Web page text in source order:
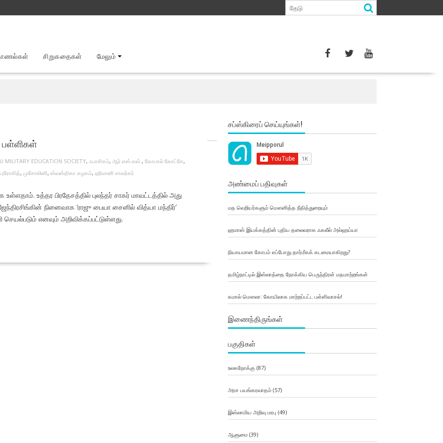
சிறுகதைகள் மேலும்
MILITARY EDUCATION SOCIETY, ஃபாசிசம், ஆர்.எஸ்.எஸ்., கோபால் கோட்சே,
புரோகித், முசோலினி, ஸ்வஸ்திகா கழகம், ஹிமானி சாவர்கர்
உத்தர பிரதேசத்தில் புலந்தர் சாகர் மாவட்டத்தில் அது
நினைவாக ‘ராஜு பையா சைனில் வித்யா மந்திர்’
எனவும் அறிவிக்கப்பட்டுள்ளது.
சப்ஸ்கிரைப் செய்யுங்கள்!
அண்மைப் பதிவுகள்
மத வெறியர்களும் மௌனித்த நீதித்துறையும்
ஹமாஸ் இயக்கத்தின் புதிய தலைவராக ஃகலீல் அல்ஹய்யா
நியாயமான கோபம் எப்போது தார்மீகக் கடமையாகிறது?
தமிழ்நாட்டில் இஸ்லாத்தை நோக்கிய பெருந்திரள் மதமாற்றங்கள்
கமால் மௌலா: கோயிலாக மாற்றப்பட்ட பள்ளிவாசல்!
இணைந்திருங்கள்
பகுதிகள்
உலகநோக்கு (87)
அரச பயங்கரவாதம்(57)
இஸ்லாமிய அறிவு மரபு (49)
ஆளுமை(39)